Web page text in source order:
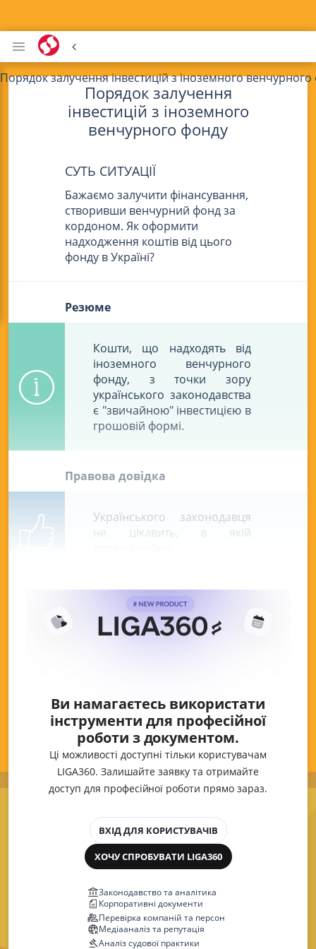
Порядок залучення інвестицій з іноземного
Порядок залучення
інвестицій з іноземного
венчурного фонду
СУТЬ СИТУАЦІЇ
Бажаємо залучити фінансування,
створивши венчурний фонд за
кордоном. Як оформити
надходження коштів від цього
фонду в Україні?
Резюме
Кошти, що надходять від
іноземного венчурного
фонду, з точки зору
українського законодавства
є "звичайною" інвестицією в
грошовій формі.
Правова довідка
Українського законодавця
не цікавить, в якій
Ви намагаєтесь використати
інструменти для професійної
роботи з документом.
Ці можливості доступні тільки користувачам
LIGA360. Залишайте заявку та отримайте
доступ для професійної роботи прямо зараз.
ВХІД ДЛЯ КОРИСТУВАЧІВ
ХОЧУ СПРОБУВАТИ LIGA360
Законодавство та аналітика
Корпоративні документи
Перевірка компаній та персон
Медіааналіз та репутація
Аналіз судової практики